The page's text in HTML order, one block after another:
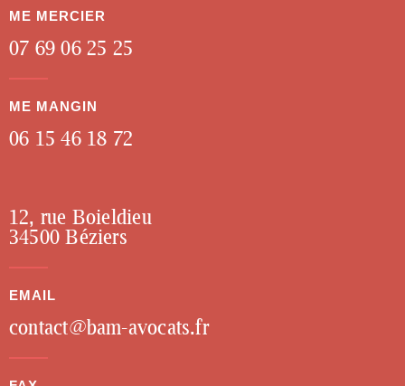
ME MERCIER
07 69 06 25 25
ME MANGIN
06 15 46 18 72
12, rue Boieldieu
34500 Béziers
EMAIL
contact@bam-avocats.fr